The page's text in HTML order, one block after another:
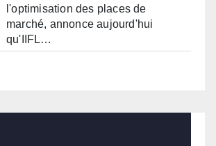
l'optimisation des places de
marché, annonce aujourd'hui
qu'IIFL…